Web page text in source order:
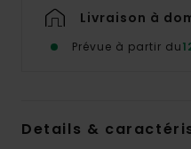
Livraison à
Prévue à partir du
Details &